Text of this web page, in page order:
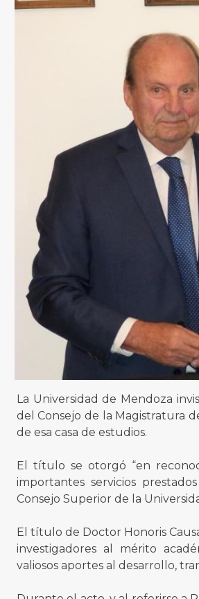
La Universidad de Mendoza
del Consejo de la Magistratura
de esa casa de estudios.
El título se otorgó “en
importantes servicios
Consejo Superior de la
El título de Doctor Honoris
investigadores al mérito
valiosos aportes al desarrollo,